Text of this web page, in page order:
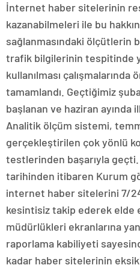
İnternet haber sitelerinin
kazanabilmeleri ile bu
sağlanmasındaki ölçütlerin
trafik bilgilerinin tespitinde
kullanılması
tamamlandı. Geçtiğimiz
başlanan ve haziran ayında
Analitik ölçüm sistemi,
gerçekleştirilen çok yönlü
testlerinden başarıyla
tarihinden itibaren Kurum
internet haber sitelerini 7/24
kesintisiz takip ederek
müdürlükleri ekranlarına
raporlama kabiliyeti
kadar haber sitelerinin